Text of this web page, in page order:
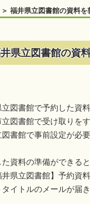
＞ 福井県立図書館の資料
県立図書館の資
立図書館で予約した資
図書館で受け取りを
図書館で事前設定が必要
た資料の準備ができる
井県立図書館】予約資
タイトルのメールが届き